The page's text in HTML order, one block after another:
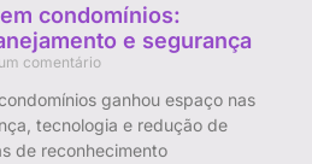
condomínios:
e segurança
comentário
ganhou espaço nas
tecnologia e redução de
de reconhecimento